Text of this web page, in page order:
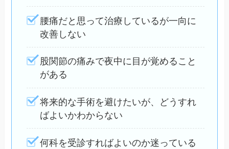
腰痛だと思って治療しているが一向に
改善しない
股関節の痛みで夜中に目が覚めること
がある
将来的な手術を避けたいが、どうすれ
ばよいかわからない
何科を受診すればよいのか迷っている